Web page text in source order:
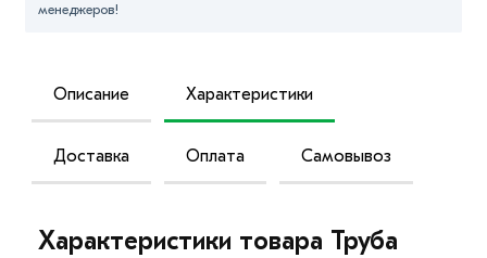
менеджеров!
Описание Характеристики
Доставка Оплата Самовывоз
Характеристики товара Труба